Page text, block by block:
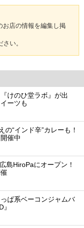
お店の情報を編集し掲
い。
けのひ堂ラボ』が出
ーツも
“インド辛”カレーも！
催中
島HiroPaにオープン！
ぱ系ベーコンジャムバ